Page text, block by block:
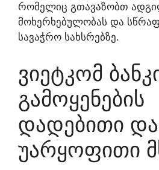
რომელიც გთავაზობთ
მოხერხებულობას და
სავაჭრო სახსრებზე.
ვიეტკომ
გამოყენების
დადებითი და
უარყოფითი